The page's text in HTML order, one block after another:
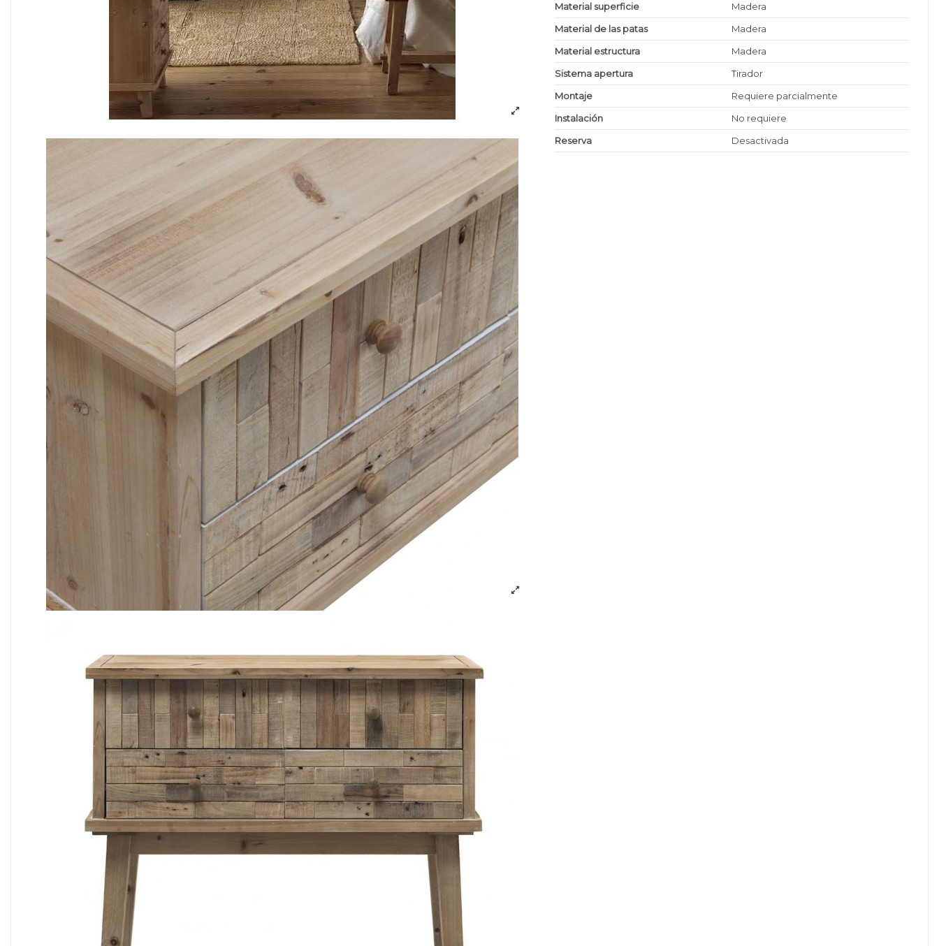
Material superficie
Madera
Material de las patas
Madera
Material estructura
Madera
Sistema apertura
Tirador
Montaje
Requiere parcialmente
Instalación
No requiere
Reserva
Desactivada